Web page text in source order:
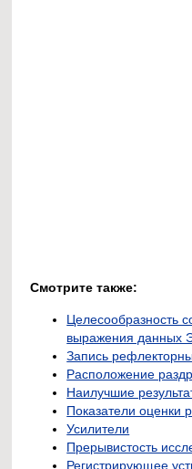
Смотрите также:
Целесообразность
выражения данных
Запись
Расположение
Наилучшие
Показатели оценки
Усилители
Прерывистость
Регистрирующее